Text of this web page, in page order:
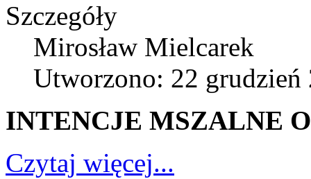
Szczegóły
Mirosław Mielcarek
Utworzono: 22 grudzień
INTENCJE MSZALNE
Czytaj więcej...